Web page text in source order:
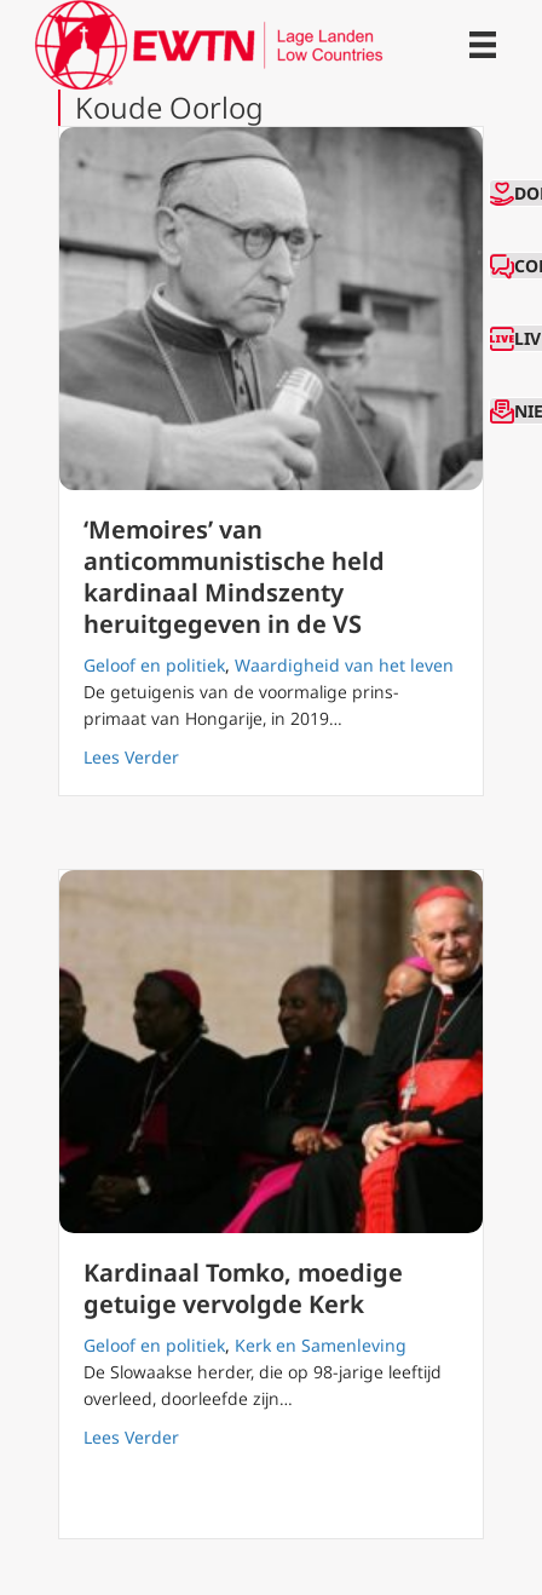
Koude Oorlog
‘Memoires’ van
anticommunistische held
kardinaal Mindszenty
heruitgegeven in de VS
Geloof en politiek, Waardigheid van het leven
De getuigenis van de voormalige prins-
primaat van Hongarije, in 2019…
Lees Verderabout ‘Memoires’ van anticommunistische
Kardinaal Tomko, moedige
getuige vervolgde Kerk
Geloof en politiek, Kerk en Samenleving
De Slowaakse herder, die op 98-jarige leeftijd
overleed, doorleefde zijn…
Lees Verderabout Kardinaal Tomko, moedige getuige